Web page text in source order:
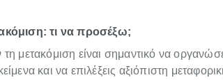
τι να προσέξω;
τη μετακόμιση είναι σημαντικό να
και να επιλέξεις αξιόπιστη